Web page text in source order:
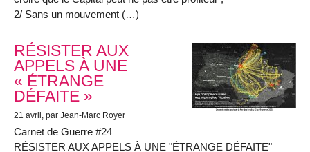
2/ Sans un mouvement (…)
RÉSISTER AUX
APPELS À UNE
« ÉTRANGE
DÉFAITE »
21 avril , par Jean-Marc Royer
Carnet de Guerre #24
RÉSISTER AUX APPELS À UNE "ÉTRANGE DÉFAITE"